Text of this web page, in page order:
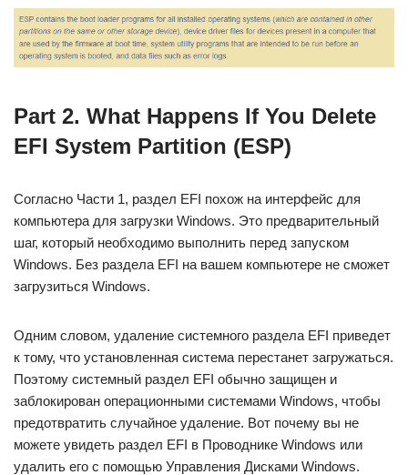
Part 2. What Happens If You Delete
EFI System Partition (ESP)
Согласно Части 1, раздел EFI похож на интерфейс для
компьютера для загрузки Windows. Это предварительный
шаг, который необходимо выполнить перед запуском
Windows. Без раздела EFI на вашем компьютере не сможет
загрузиться Windows.
Одним словом, удаление системного раздела EFI приведет
к тому, что установленная система перестанет загружаться.
Поэтому системный раздел EFI обычно защищен и
заблокирован операционными системами Windows, чтобы
предотвратить случайное удаление. Вот почему вы не
можете увидеть раздел EFI в Проводнике Windows или
удалить его с помощью Управления Дисками Windows.